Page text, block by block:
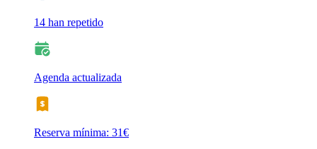
14 han repetido
Agenda actualizada
Reserva mínima: 31€